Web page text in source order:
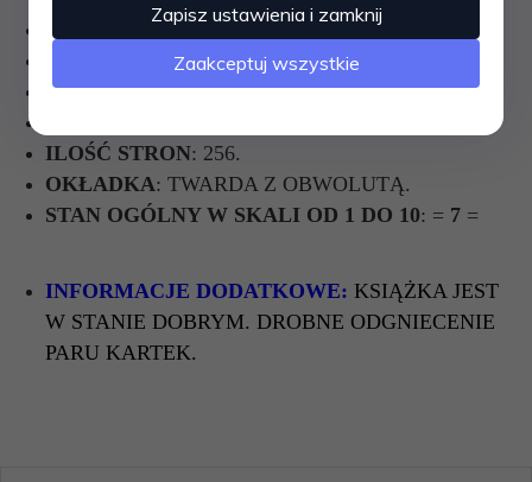
AUTOR
: TADEUSZ BREZA.
: POLSKI.
WYDANIE: DRUGIE.
ILOŚĆ STRON: 256.
OKŁADKA: TWARDA Z OBWOLUTĄ.
STAN OGÓLNY W SKALI OD 1 DO 10: = 7 =
INFORMACJE DODATKOWE: KSIĄŻKA JEST
W STANIE DOBRYM. DROBNE ODGNIECENIE
PARU KARTEK.
Zapisz ustawienia i zamknij
Zaakceptuj wszystkie